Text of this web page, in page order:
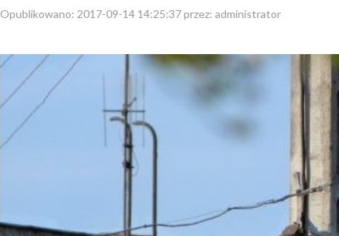
Opublikowano: 2017-09-14 14:25:37przez: administrator